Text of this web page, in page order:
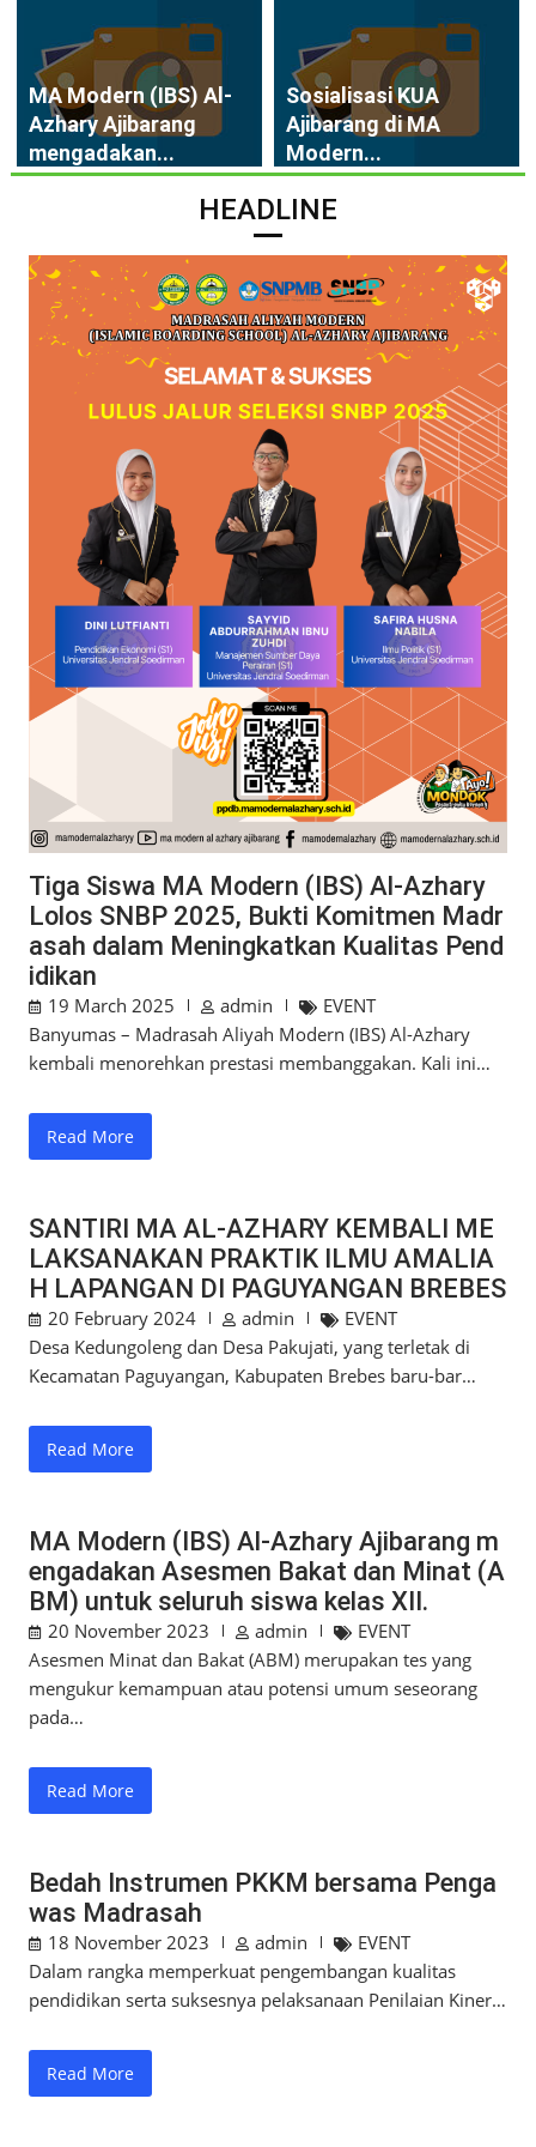
MA Modern (IBS) Al-
Azhary Ajibarang
mengadakan...
Sosialisasi KUA
Ajibarang di MA
Modern...
HEADLINE
Tiga Siswa MA Modern (IBS) Al-Azhary
Lolos SNBP 2025, Bukti Komitmen Madr
asah dalam Meningkatkan Kualitas Pend
idikan
19 March 2025 admin
EVENT
Banyumas – Madrasah Aliyah Modern (IBS) Al-Azhary
kembali menorehkan prestasi membanggakan. Kali ini…
Read More
SANTIRI MA AL-AZHARY KEMBALI ME
LAKSANAKAN PRAKTIK ILMU AMALIA
H LAPANGAN DI PAGUYANGAN BREBES
20 February 2024 admin
EVENT
Desa Kedungoleng dan Desa Pakujati, yang terletak di
Kecamatan Paguyangan, Kabupaten Brebes baru-bar…
Read More
MA Modern (IBS) Al-Azhary Ajibarang m
engadakan Asesmen Bakat dan Minat (A
BM) untuk seluruh siswa kelas XII.
20 November 2023 admin
EVENT
Asesmen Minat dan Bakat (ABM) merupakan tes yang
mengukur kemampuan atau potensi umum seseorang
pada…
Read More
Bedah Instrumen PKKM bersama Penga
was Madrasah
18 November 2023 admin
EVENT
Dalam rangka memperkuat pengembangan kualitas
pendidikan serta suksesnya pelaksanaan Penilaian Kiner…
Read More